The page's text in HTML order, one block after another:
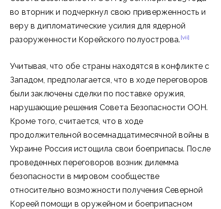
во вторник и подчеркнул свою приверженность и
веру в дипломатические усилия для ядерной
разоруженности Корейского полуострова. [vii]
Учитывая, что обе страны находятся в конфликте с
Западом, предполагается, что в ходе переговоров
были заключены сделки по поставке оружия,
нарушающие решения Совета Безопасности ООН.
Кроме того, считается, что в ходе
продолжительной восемнадцатимесячной войны в
Украине Россия истощила свои боеприпасы. После
проведенных переговоров возник дилемма
безопасности в мировом сообществе
относительно возможности получения Северной
Кореей помощи в оружейном и боеприпасном